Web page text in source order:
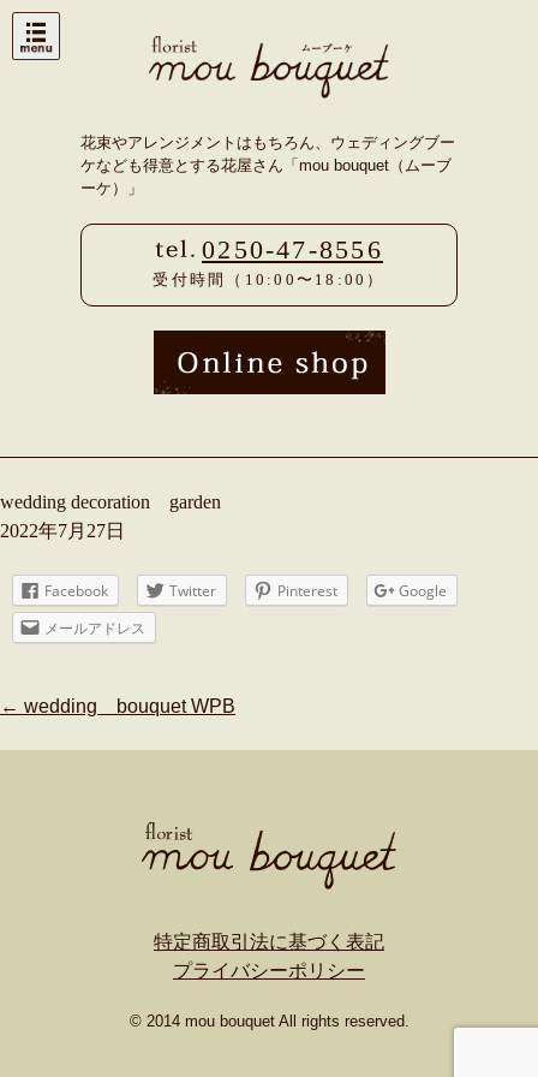
Skip
花束やアレンジメントはもちろん、ウェディングブー
ケなども得意とする花屋さん「mou bouquet（ムーブ
ーケ）」
0250-47-8556
受付時間（10:00〜18:00）
wedding decoration garden
2022年7月27日
Facebook Twitter Pinterest
Google
メールアドレス
Post
← wedding bouquet WPB
特定商取引法に基づく表記
プライバシーポリシー
© 2014 mou bouquet All rights reserved.